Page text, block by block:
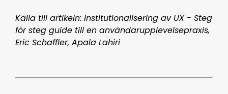
Källa till artikeln: Institutionalisering av UX - Steg
för steg guide till en användarupplevelsepraxis,
Eric Schaffler, Apala Lahiri